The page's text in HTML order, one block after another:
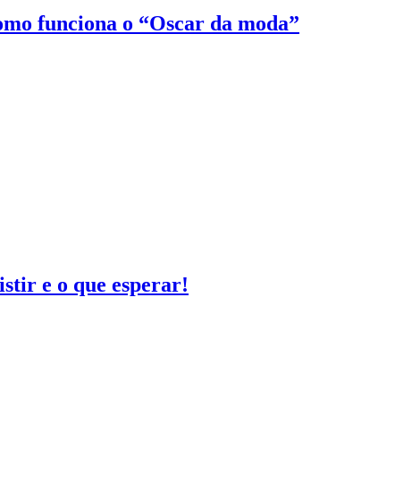
funciona o “Oscar da moda”
e o que esperar!